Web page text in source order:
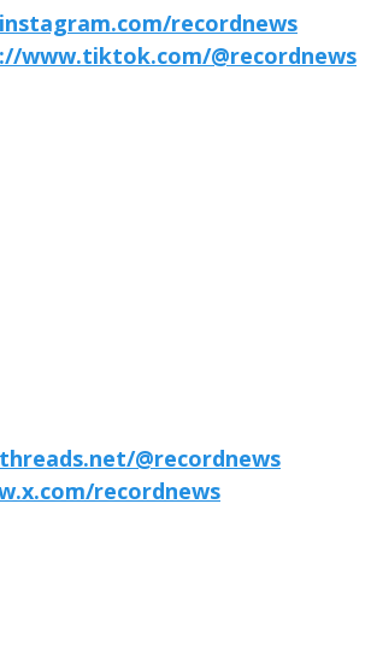
recordnews
www.tiktok.com/@recordnews
@recordnews
recordnews